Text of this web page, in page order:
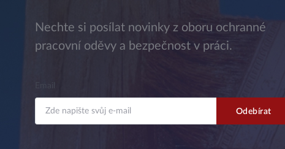
Nechte si posílat novinky z oboru ochranné
pracovní oděvy a bezpečnost v práci.